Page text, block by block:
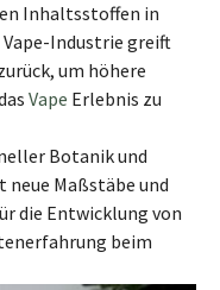
Inhaltsstoffen in
Industrie greift
um höhere
Vape Erlebnis zu
Botanik und
Maßstäbe und
die Entwicklung von
beim